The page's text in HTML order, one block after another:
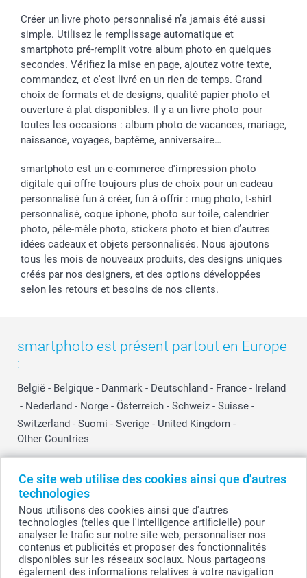
Ce site web utilise des cookies ainsi que d'autres
technologies
Nous utilisons des cookies ainsi que d'autres
technologies (telles que l'intelligence artificielle) pour
analyser le trafic sur notre site web, personnaliser nos
contenus et publicités et proposer des fonctionnalités
disponibles sur les réseaux sociaux. Nous partageons
également des informations relatives à votre navigation
Créer un livre photo personnalisé n’a jamais été aussi
simple. Utilisez le remplissage automatique et
smartphoto pré-remplit votre album photo en quelques
secondes. Vérifiez la mise en page, ajoutez votre texte,
commandez, et c'est livré en un rien de temps. Grand
choix de formats et de designs, qualité papier photo et
ouverture à plat disponibles. Il y a un livre photo pour
toutes les occasions : album photo de vacances, mariage,
naissance, voyages, baptême, anniversaire…
smartphoto est un e-commerce d'impression photo
digitale qui offre toujours plus de choix pour un cadeau
personnalisé fun à créer, fun à offrir : mug photo, t-shirt
personnalisé, coque iphone, photo sur toile, calendrier
photo, pêle-mêle photo, stickers photo et bien d’autres
idées cadeaux et objets personnalisés. Nous ajoutons
tous les mois de nouveaux produits, des designs uniques
créés par nos designers, et des options développées
selon les retours et besoins de nos clients.
smartphoto est présent partout en Europe
:
België - Belgique - Danmark - Deutschland - France - Ireland
- Nederland - Norge - Österreich - Schweiz - Suisse -
Switzerland - Suomi - Sverige - United Kingdom -
Other Countries
© smartphoto group. Tous droits réservés
smartphoto group SA.
Siège social : Kwatrechtsteenweg 160, 9230 Wetteren, Belgique
Numéro de TVA BE 0405.706.755
Tous les prix sont en EURO (€), TVA incluse et hors frais de port.